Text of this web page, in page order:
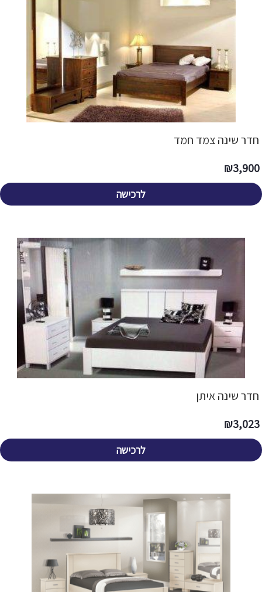
חדר שינה צמד חמד
3,900
₪
לרכישה
חדר שינה איתן
3,023
₪
לרכישה